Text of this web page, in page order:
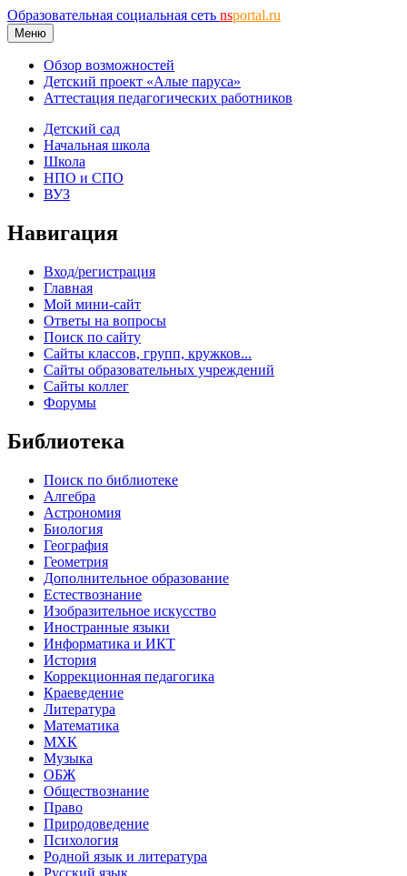
Образовательная социальная сеть nsportal.ru
Меню
Обзор возможностей
Детский проект «Алые паруса»
Аттестация педагогических работников
Детский сад
Начальная школа
Школа
НПО и СПО
ВУЗ
Навигация
Вход/регистрация
Главная
Мой мини-сайт
Ответы на вопросы
Поиск по сайту
Сайты классов, групп, кружков...
Сайты образовательных учреждений
Сайты коллег
Форумы
Библиотека
Поиск по библиотеке
Алгебра
Астрономия
Биология
География
Геометрия
Дополнительное образование
Естествознание
Изобразительное искусство
Иностранные языки
Информатика и ИКТ
История
Коррекционная педагогика
Краеведение
Литература
Математика
МХК
Музыка
ОБЖ
Обществознание
Право
Природоведение
Психология
Родной язык и литература
Русский язык